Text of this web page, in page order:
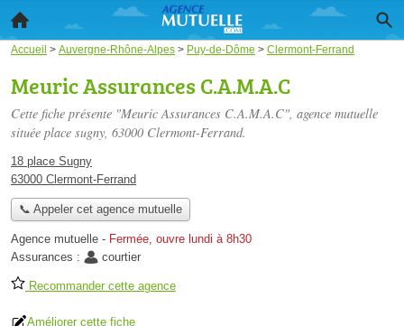
Accueil > Auvergne-Rhône-Alpes > Puy-de-Dôme > Clermont-Ferrand
Meuric Assurances C.A.M.A.C
Cette fiche présente "Meuric Assurances C.A.M.A.C", agence mutuelle
située place sugny, 63000 Clermont-Ferrand.
18 place Sugny
63000 Clermont-Ferrand
📞 Appeler cet agence mutuelle
Agence mutuelle - Fermée, ouvre lundi à 8h30
Assurances :
courtier
Recommander cette agence
Améliorer cette fiche